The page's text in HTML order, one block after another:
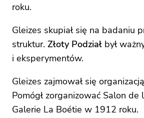
roku.
Gleizes skupiał się na badaniu
struktur. Złoty Podział był
i eksperymentów.
Gleizes zajmował się
Pomógł zorganizować Salon de
Galerie La Boétie w 1912 roku.